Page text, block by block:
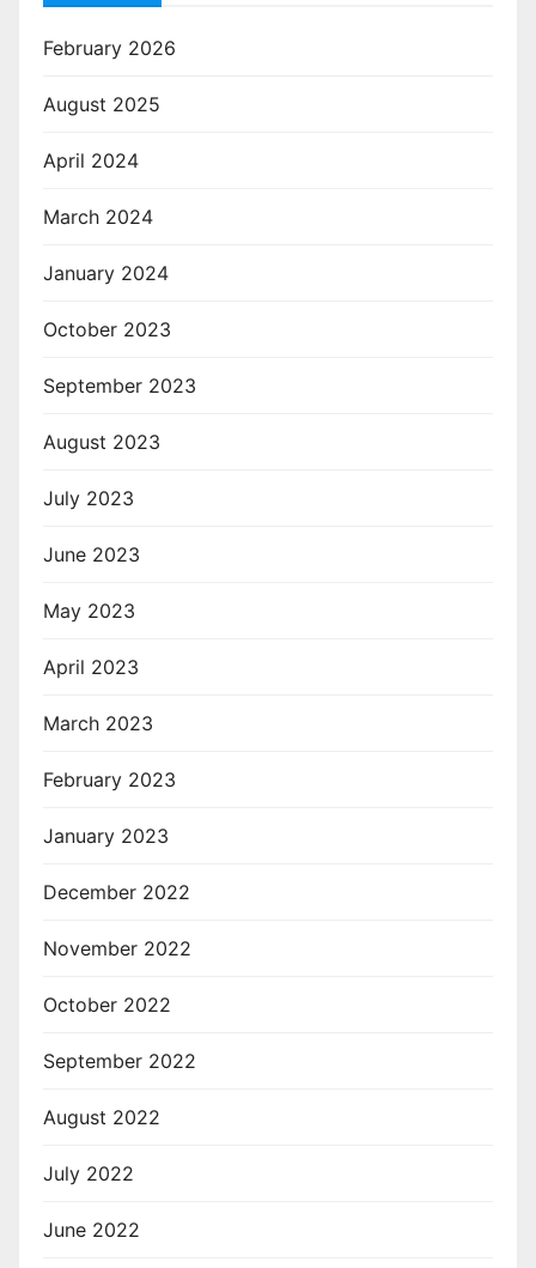
February 2026
August 2025
April 2024
March 2024
January 2024
October 2023
September 2023
August 2023
July 2023
June 2023
May 2023
April 2023
March 2023
February 2023
January 2023
December 2022
November 2022
October 2022
September 2022
August 2022
July 2022
June 2022